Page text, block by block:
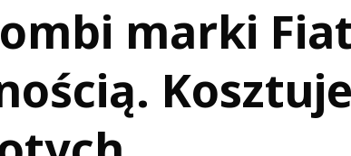
marki